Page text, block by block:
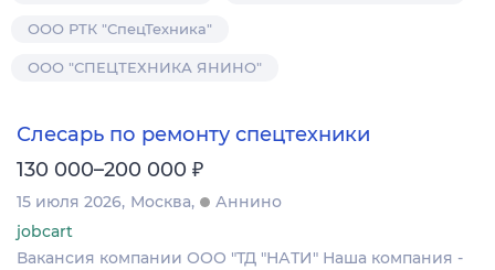
ООО РТК "СпецТехника"
ООО "СПЕЦТЕХНИКА ЯНИНО"
Слесарь по ремонту спецтехники
130 000–200 000 ₽
15 июля 2026 Москва
Аннино
jobcart
Вакансия компании ООО "ТД "НАТИ" Наша компания -